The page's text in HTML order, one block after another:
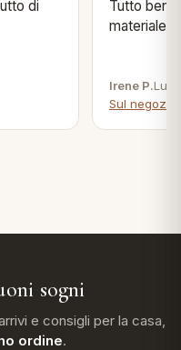
di
Tutto bene
materiale .
Irene P.Lug
Sul negozio
sogni
e consigli per la casa,
ordine.